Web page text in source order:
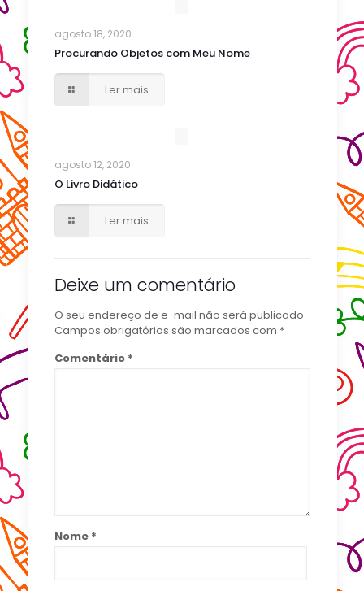
agosto 18, 2020
Procurando Objetos com Meu Nome
Ler mais
agosto 12, 2020
O Livro Didático
Ler mais
Deixe um comentário
O seu endereço de e-mail não será publicado.
Campos obrigatórios são marcados com *
Comentário *
Nome *